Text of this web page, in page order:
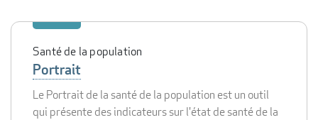
Santé de la population
Portrait
Le Portrait de la santé de la population est un outil
qui présente des indicateurs sur l'état de santé de la